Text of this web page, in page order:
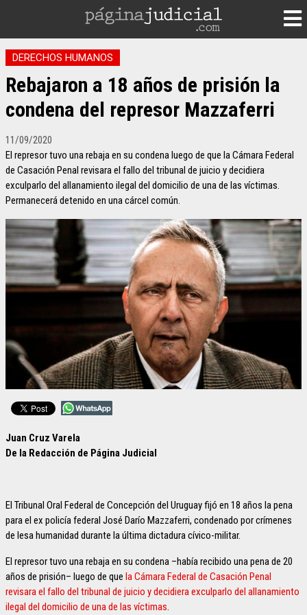
DERECHOS HUMANOS
Rebajaron a 18 años de prisión la
condena del represor Mazzaferri
11/09/2020
El represor tuvo una rebaja en su condena luego de que la Cámara Federal
de Casación Penal revisara el fallo del tribunal de juicio y decidiera
exculparlo del allanamiento ilegal del domicilio de una de las víctimas.
Permanecerá detenido en una cárcel común.
Juan Cruz Varela
De la Redacción de Página Judicial
El Tribunal Oral Federal de Concepción del Uruguay fijó en 18 años la pena
para el ex policía federal José Darío Mazzaferri, condenado por crímenes
de lesa humanidad durante la última dictadura cívico-militar.
El represor tuvo una rebaja en su condena –había recibido una pena de 20
años de prisión– luego de que la Cámara Federal de Casación Penal
revisara el fallo del tribunal de juicio y decidiera exculparlo del allanamiento
ilegal del domicilio de una de las víctimas.